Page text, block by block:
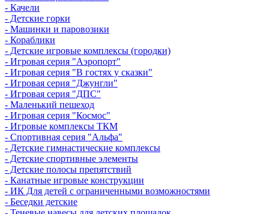
- Качели
- Детские горки
- Машинки и паровозики
- Кораблики
- Детские игровые комплексы (городки)
- Игровая серия "Аэропорт"
- Игровая серия "В гостях у сказки"
- Игровая серия "Джунгли"
- Игровая серия "ДПС"
- Маленький пешеход
- Игровая серия "Космос"
- Игровые комплексы ТКМ
- Спортивная серия "Альфа"
- Детские гимнастические комплексы
- Детские спортивные элементы
- Детские полосы препятствий
- Канатные игровые конструкции
- ИК Для детей с ограниченными возможностями
- Беседки детские